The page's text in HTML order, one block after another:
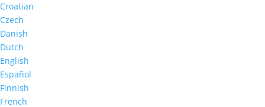
Croatian
Czech
Danish
Dutch
English
Español
Finnish
French